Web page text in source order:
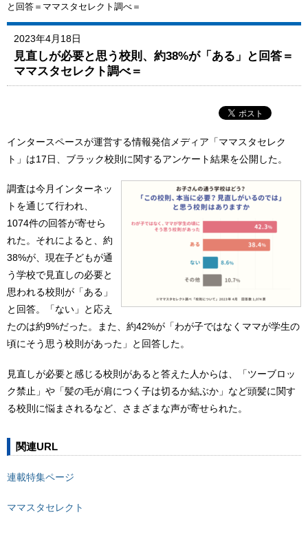
と回答＝ママスタセレクト調べ＝
2023年4月18日
見直しが必要と思う校則、約38%が「ある」と回答＝
ママスタセレクト調べ＝
インタースペースが運営する情報発信メディア「ママスタセレク
ト」は17日、ブラック校則に関するアンケート結果を公開した。
調査は今月インターネッ
トを通じて行われ、
1074件の回答が寄せら
れた。それによると、約
38%が、現在子どもが通
う学校で見直しの必要と
思われる校則が「ある」
と回答。「ない」と応え
たのは約9%だった。また、約42%が「わが子ではなくママが学生の
頃にそう思う校則があった」と回答した。
見直しが必要と感じる校則があると答えた人からは、「ツーブロッ
ク禁止」や「髪の毛が肩につく子は切るか結ぶか」など頭髪に関す
る校則に悩まされるなど、さまざまな声が寄せられた。
関連URL
連載特集ページ
ママスタセレクト